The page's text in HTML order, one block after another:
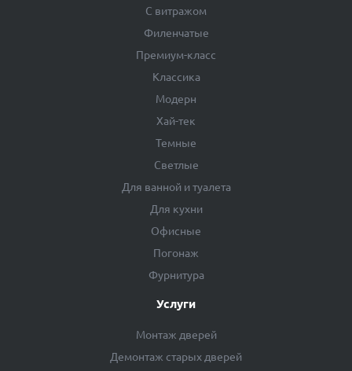
С витражом
Филенчатые
Премиум-класс
Классика
Модерн
Хай-тек
Темные
Светлые
Для ванной и туалета
Для кухни
Офисные
Погонаж
Фурнитура
Услуги
Монтаж дверей
Демонтаж старых дверей